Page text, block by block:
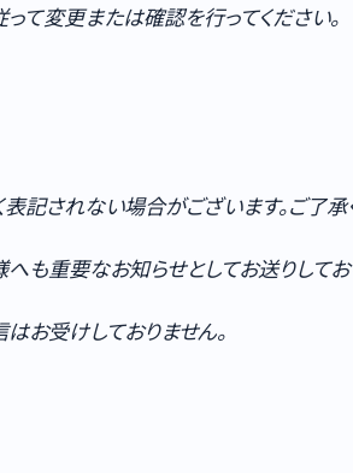
て変更または確認を行ってください。
されない場合がございます。ご了承
重要なお知らせとしてお送りしてお
お受けしておりません。